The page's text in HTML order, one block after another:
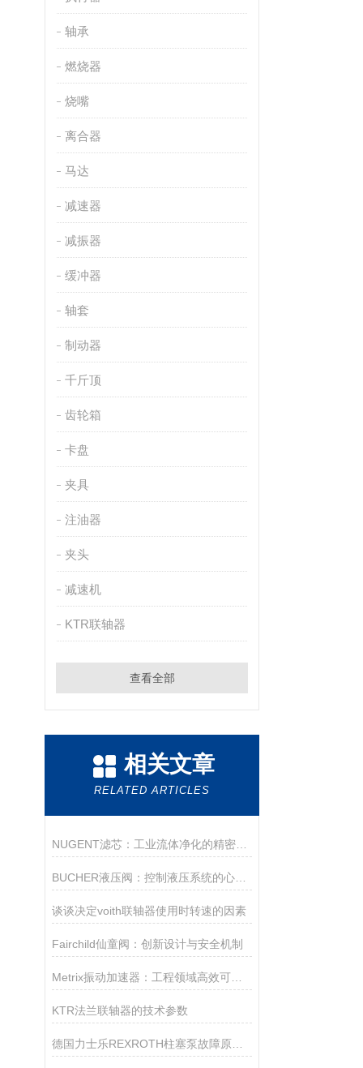
轴承
燃烧器
烧嘴
离合器
马达
减速器
减振器
缓冲器
轴套
制动器
千斤顶
齿轮箱
卡盘
夹具
注油器
夹头
减速机
KTR联轴器
查看全部
相关文章
RELATED ARTICLES
NUGENT滤芯：工业流体净化的精密守护者
BUCHER液压阀：控制液压系统的心脏！
谈谈决定voith联轴器使用时转速的因素
Fairchild仙童阀：创新设计与安全机制
Metrix振动加速器：工程领域高效可靠的振动试验设备
KTR法兰联轴器的技术参数
德国力士乐REXROTH柱塞泵故障原因及解决办法